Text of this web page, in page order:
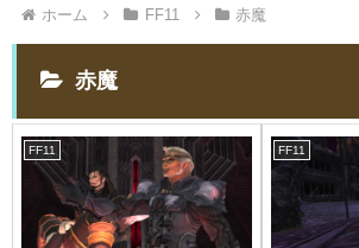
ホーム FF11 赤魔
赤魔
FF11 FF11